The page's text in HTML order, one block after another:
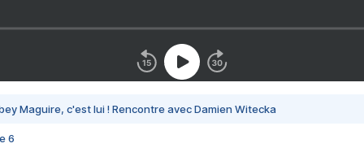
Maguire, c'est lui ! Rencontre avec Damien Witecka
6